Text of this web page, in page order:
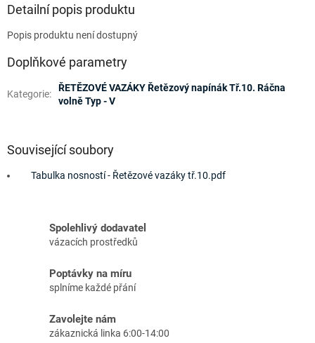
Detailní popis produktu
Popis produktu není dostupný
Doplňkové parametry
Kategorie:
ŘETĚZOVÉ VAZÁKY Řetězový napínák Tř.10. Ráčna
volně Typ - V
Související soubory
Tabulka nosností - Řetězové vazáky tř.10.pdf
Spolehlivý dodavatel
vázacích prostředků
Poptávky na míru
splníme každé přání
Zavolejte nám
zákaznická linka 6:00-14:00